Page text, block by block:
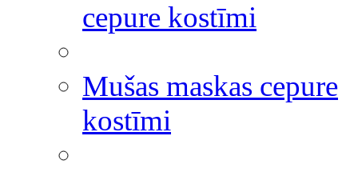
cepure kostīmi
Mušas maskas cepure
kostīmi